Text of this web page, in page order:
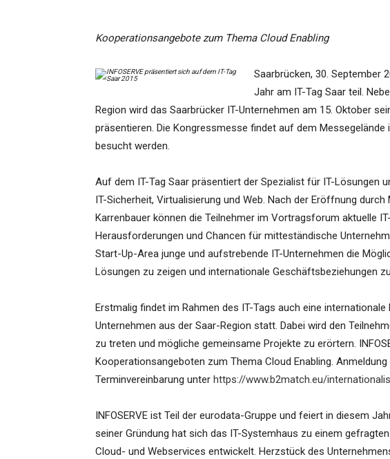
Kooperationsangebote zum Thema Cloud Enabling
Saarbrücken, 30. September
Jahr am IT-Tag Saar teil.
Region wird das Saarbrücker IT-Unternehmen am 15. Oktober
präsentieren. Die Kongressmesse findet auf dem
besucht werden.
Auf dem IT-Tag Saar präsentiert der Spezialist für IT-Lösungen
IT-Sicherheit, Virtualisierung und Web. Nach der Eröffnung
Karrenbauer können die Teilnehmer im Vortragsforum aktuelle
Herausforderungen und Chancen für mitteständische
Start-Up-Area junge und aufstrebende IT-Unternehmen die
Lösungen zu zeigen und internationale Geschäftsbeziehungen
Erstmalig findet im Rahmen des IT-Tags auch eine
Unternehmen aus der Saar-Region statt. Dabei wird den
zu treten und mögliche gemeinsame Projekte zu erörtern.
Kooperationsangeboten zum Thema Cloud Enabling.
Terminvereinbarung unter https://www.b2match.eu/
INFOSERVE ist Teil der eurodata-Gruppe und feiert in diesem
seiner Gründung hat sich das IT-Systemhaus zu einem
Cloud- und Webservices entwickelt. Herzstück des